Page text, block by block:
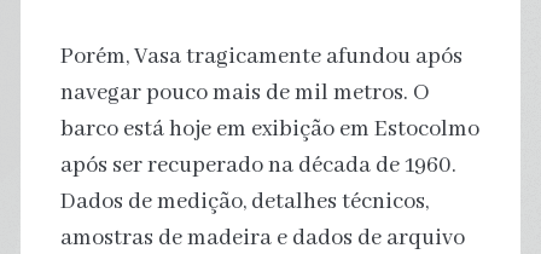
Porém, Vasa tragicamente afundou após
navegar pouco mais de mil metros. O
barco está hoje em exibição em Estocolmo
após ser recuperado na década de 1960.
Dados de medição, detalhes técnicos,
amostras de madeira e dados de arquivo